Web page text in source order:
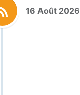
16 Août 2026